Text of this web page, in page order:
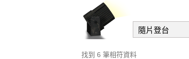
找到 6 筆相符資料